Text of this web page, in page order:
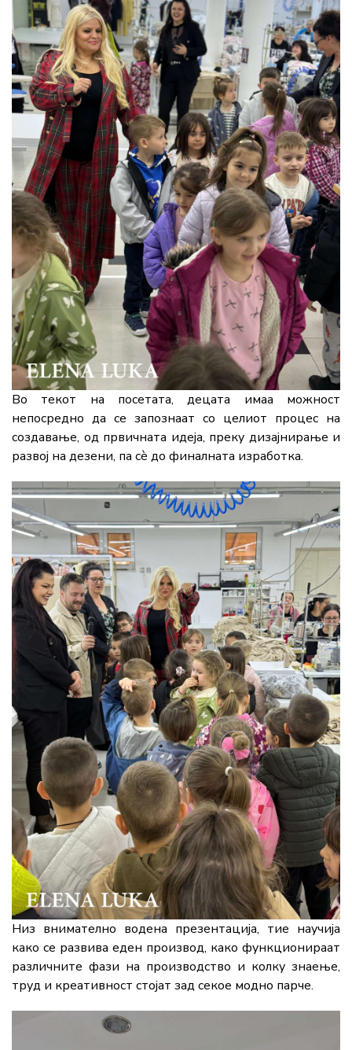
Во текот на посетата,децата имаа можност
непосредно да се запознаат со целиот процес на
создавање, од првичната идеја, преку дизајнирање и
развој на дезени, па сè до финалната изработка.
Низ внимателно водена презентација, тие научија
како се развива еден производ, како функционираат
различните фази на производство и колку знаење,
труд и креативност стојат зад секое модно парче.